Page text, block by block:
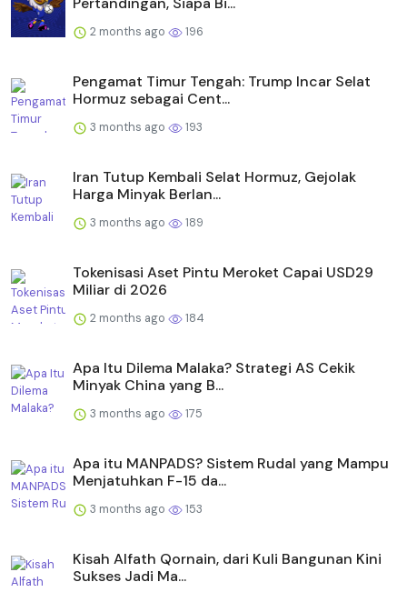
2 months ago 196
Pengamat Timur Tengah: Trump Incar Selat
Hormuz sebagai Cent...
3 months ago 193
Iran Tutup Kembali Selat Hormuz, Gejolak
Harga Minyak Berlan...
3 months ago 189
Tokenisasi Aset Pintu Meroket Capai USD29
Miliar di 2026
2 months ago 184
Apa Itu Dilema Malaka? Strategi AS Cekik
Minyak China yang B...
3 months ago 175
Apa itu MANPADS? Sistem Rudal yang Mampu
Menjatuhkan F-15 da...
3 months ago 153
Kisah Alfath Qornain, dari Kuli Bangunan Kini
Sukses Jadi Ma...